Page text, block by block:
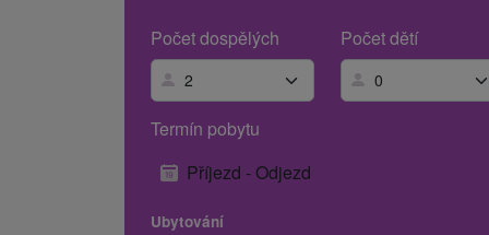
Počet dospělých
Počet dětí
Termín pobytu
Příjezd - Odjezd
Ubytování